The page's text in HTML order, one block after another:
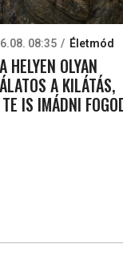
08:35 Életmód
HELYEN OLYAN
A KILÁTÁS,
IS IMÁDNI